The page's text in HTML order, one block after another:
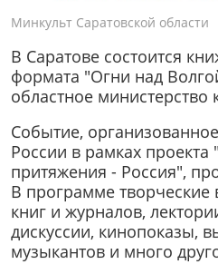
Минкульт Саратовской области
В Саратове состоится
формата "Огни над
областное министерство
Событие,
России в рамках проекта
притяжения - Россия",
В программе творческие
книг и журналов,
дискуссии, кинопоказы,
музыкантов и много